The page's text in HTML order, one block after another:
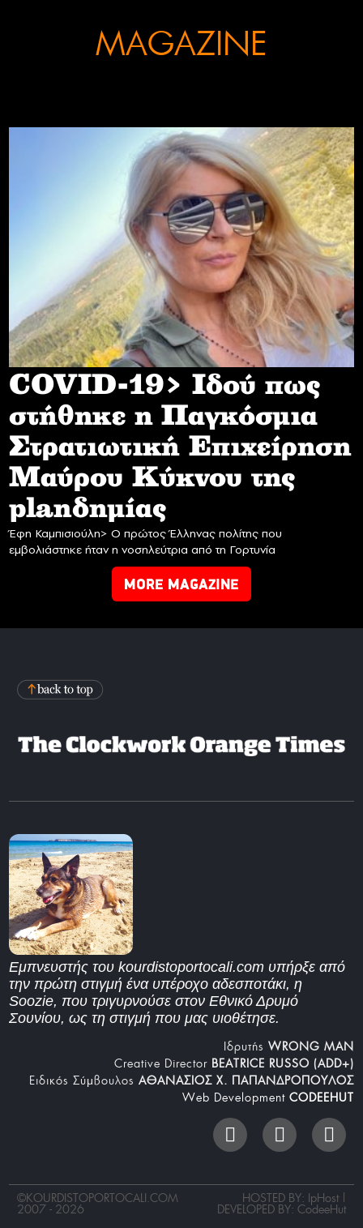
MAGAZINE
COVID-19> Iδού πως
στήθηκε η Παγκόσμια
Στρατιωτική Επιχείρηση
Mαύρου Κύκνου της
planδημίας
Έφη Καμπισιούλη> Ο πρώτος Έλληνας πολίτης που
εμβολιάστηκε ήταν η νοσηλεύτρια από τη Γορτυνία
MORE MAGAZINE
Εμπνευστής του kourdistoportocali.com υπήρξε από
την πρώτη στιγμή ένα υπέροχο αδεσποτάκι, η
Soozie, που τριγυρνούσε στον Εθνικό Δρυμό
Σουνίου, ως τη στιγμή που μας υιοθέτησε.
Iδρυτής WRONG MAN
Creative Director BEATRICE RUSSO (ADD+)
Ειδικός Σύμβουλος ΑΘΑΝΑΣΙΟΣ Χ. ΠΑΠΑΝΔΡΟΠΟΥΛΟΣ
Web Development CODEEHUT
©KOURDISTOPORTOCALI.COM
2007 - 2026
HOSTED BY: IpHost |
DEVELOPED BY: CodeeHut